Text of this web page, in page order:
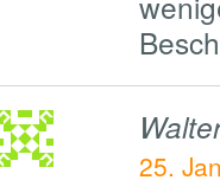
25.